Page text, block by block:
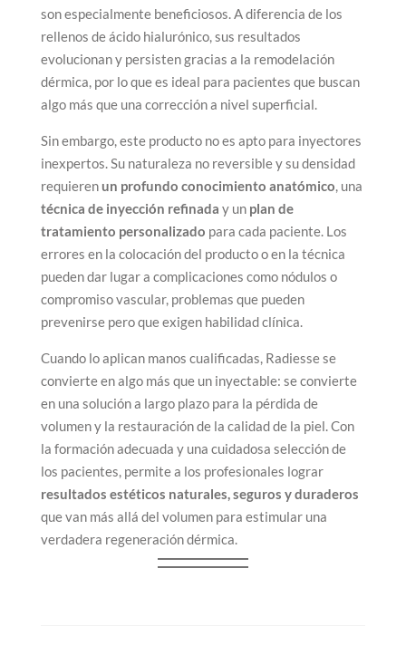
son especialmente beneficiosos. A diferencia de los
rellenos de ácido hialurónico, sus resultados
evolucionan y persisten gracias a la remodelación
dérmica, por lo que es ideal para pacientes que buscan
algo más que una corrección a nivel superficial.
Sin embargo, este producto no es apto para inyectores
inexpertos. Su naturaleza no reversible y su densidad
requierenun profundo conocimiento anatómico, una
técnica de inyección refinada y un plan de
tratamiento personalizado para cada paciente. Los
errores en la colocación del producto o en la técnica
pueden dar lugar a complicaciones como nódulos o
compromiso vascular, problemas que pueden
prevenirse pero que exigen habilidad clínica.
Cuando lo aplican manos cualificadas, Radiesse se
convierte en algo más que un inyectable: se convierte
en una solución a largo plazo para la pérdida de
volumen y la restauración de la calidad de la piel. Con
la formación adecuada y una cuidadosa selección de
los pacientes, permite a los profesionales lograr
resultados estéticos naturales, seguros y duraderos
que van más allá del volumen para estimular una
verdadera regeneración dérmica.